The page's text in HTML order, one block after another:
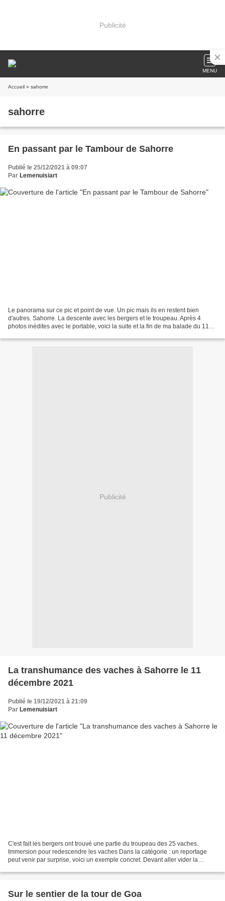
Publicité
MENU
Accueil » sahorre
sahorre
En passant par le Tambour de Sahorre
Publié le 25/12/2021 à 09:07
Par Lemenuisiart
Le panorama sur ce pic et point de vue. Un pic mais ils en restent bien
d'autres. Sahorre. La descente avec les bergers et le troupeau. Après 4
photos inédites avec le portable, voici la suite et la fin de ma balade du 11
Publicité
La transhumance des vaches à Sahorre le 11
décembre 2021
Publié le 19/12/2021 à 21:09
Par Lemenuisiart
C'est fait les bergers ont trouvé une partie du troupeau des 25 vaches.
Immersion pour redescendre les vaches Dans la catégorie : un reportage
peut venir par surprise, voici un exemple concret. Devant aller vider la
Sur le sentier de la tour de Goa